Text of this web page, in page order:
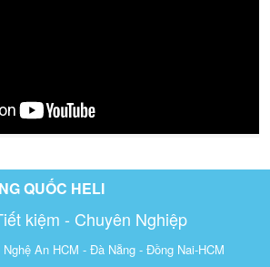
QUỐC HELI
kiệm - Chuyên Nghiệp
Nghệ An HCM - Đà Nẵng - Đồng Nai-HCM